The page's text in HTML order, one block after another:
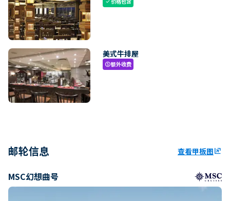
check
美式牛排屋
paid额外收费
邮轮信息 查看甲板图ungroup
MSC幻想曲号